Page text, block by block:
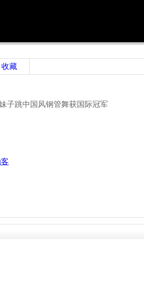
收藏
跳中国风钢管舞获国际冠军